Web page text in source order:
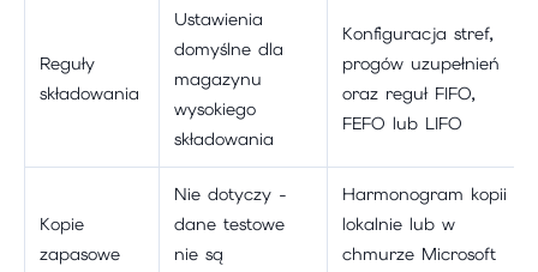
Reguły
składowania
Ustawienia
domyślne dla
magazynu
wysokiego
składowania
Konfiguracja stref,
progów uzupełnień
oraz reguł FIFO,
FEFO lub LIFO
Kopie
zapasowe
Nie dotyczy -
dane testowe
nie są
Harmonogram kopii
lokalnie lub w
chmurze Microsoft